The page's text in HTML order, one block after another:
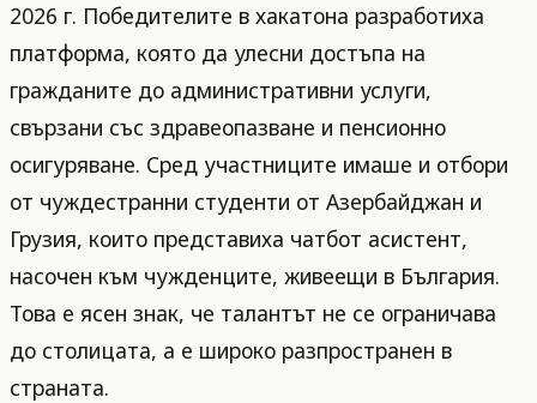
2026 г. Победителите в хакатона разработиха
платформа, която да улесни достъпа на
гражданите до административни услуги,
свързани със здравеопазване и пенсионно
осигуряване. Сред участниците имаше и отбори
от чуждестранни студенти от Азербайджан и
Грузия, които представиха чатбот асистент,
насочен към чужденците, живеещи в България.
Това е ясен знак, че талантът не се ограничава
до столицата, а е широко разпространен в
страната.